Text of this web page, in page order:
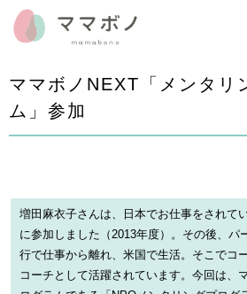
ママボノNEXT「メンタリ
ム」参加
増田麻衣子さんは、日本でお仕事をされて
に参加しました（2013年度）。その後、パ
行で仕事から離れ、米国で生活。そこでコ
コーチとして活躍されています。今回は、